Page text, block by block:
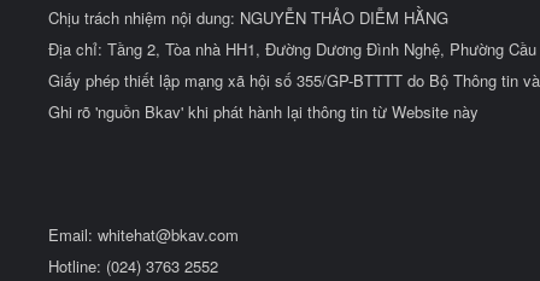
Chịu trách nhiệm nội dung: NGUYỄN THẢO DIỄM HẰNG
Địa chỉ: Tầng 2, Tòa nhà HH1, Đường Dương Đình Nghệ, Phường
Giấy phép thiết lập mạng xã hội số 355/GP-BTTTT do Bộ Thông tin
Ghi rõ 'nguồn Bkav' khi phát hành lại thông tin từ Website này
Email: whitehat@bkav.com
Hotline: (024) 3763 2552